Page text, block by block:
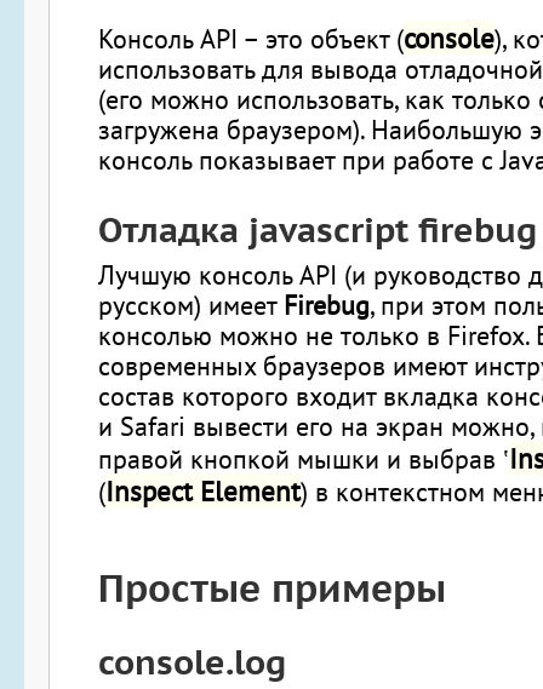
Консоль API – это объект (console),
использовать для вывода
(его можно использовать, как только
загружена браузером). Наибольшую
консоль показывает при работе с
Отладка javascript firebug
Лучшую консоль API (и руководство
русском) имеет Firebug, при этом
консолью можно не только в Firefox.
современных браузеров имеют
состав которого входит вкладка
и Safari вывести его на экран можно,
правой кнопкой мышки и выбрав ‛
(Inspect Element) в контекстном
Простые примеры
console.log